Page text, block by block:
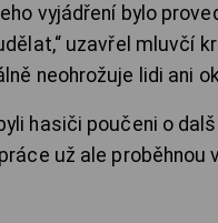
vyjádření bylo
uzavřel mluvčí
neohrožuje lidi ani
hasiči poučeni o
už ale proběhnou